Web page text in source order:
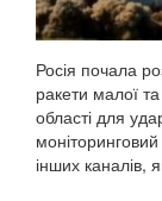
Росія почала
ракети малої
області для
інших каналів,